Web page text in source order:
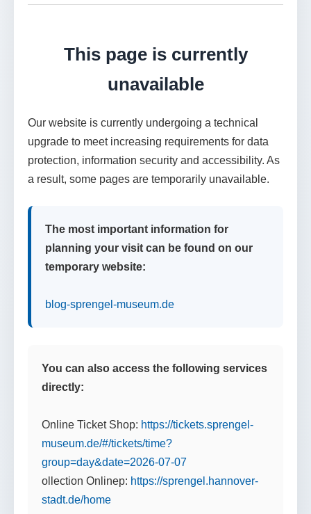
This page is currently
unavailable
Our website is currently undergoing a technical
upgrade to meet increasing requirements for data
protection, information security and accessibility. As
a result, some pages are temporarily unavailable.
The most important information for
planning your visit can be found on our
temporary website:
blog-sprengel-museum.de
You can also access the following services
directly:
Online Ticket Shop: https://tickets.sprengel-
museum.de/#/tickets/time?
group=day&date=2026-07-07
ollection Onlinep: https://sprengel.hannover-
stadt.de/home